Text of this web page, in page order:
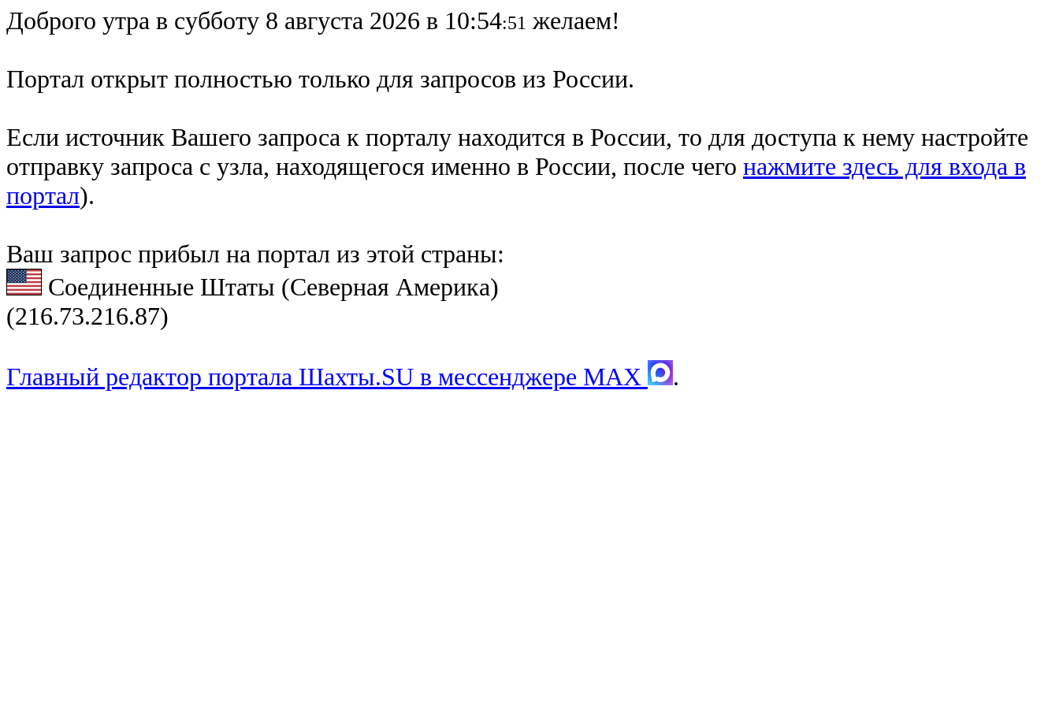
Доброго утра в субботу 8 августа 2026 в 10:54:51 желаем!
Портал открыт полностью только для запросов из России.
Если источник Вашего запроса к порталу находится в России, то для доступа к нему настройте
отправку запроса с узла, находящегося именно в России, после чего нажмите здесь для входа в
портал).
Ваш запрос прибыл на портал из этой страны:
Соединенные Штаты (Северная Америка)
(216.73.216.87)
Главный редактор портала Шахты.SU в мессенджере MAX .